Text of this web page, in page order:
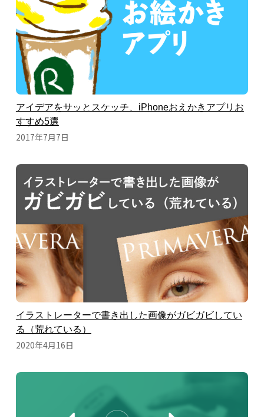
アイデアをサッとスケッチ、iPhoneおえかきアプリお
すすめ5選
2017年7月7日
イラストレーターで書き出した画像がガビガビしてい
る（荒れている）
2020年4月16日